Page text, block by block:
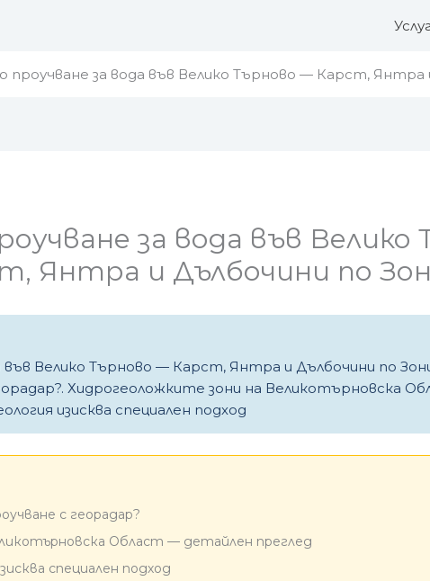
проучване за вода във Велико Търново — Карст, Янтра
за вода във
Янтра и Дълбочини по
във Велико Търново — Карст, Янтра и Дълбочини по
Хидрогеоложките зони на Великотърновска
изисква специален подход
с георадар?
Област — детайлен преглед
специален подход